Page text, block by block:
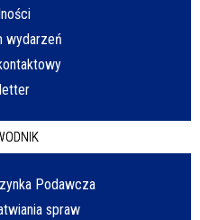
wydarzeń
Podawcza
spraw